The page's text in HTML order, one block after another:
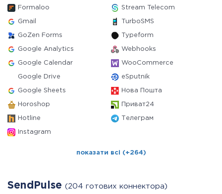
Formaloo Stream Telecom
Gmail TurboSMS
GoZen Forms Typeform
Google Analytics Webhooks
Google Calendar WooCommerce
Google Drive eSputnik
Google Sheets Нова Пошта
Horoshop Приват24
Hotline Телеграм
Instagram
показати всі (+264)
SendPulse (204 готових коннектора)